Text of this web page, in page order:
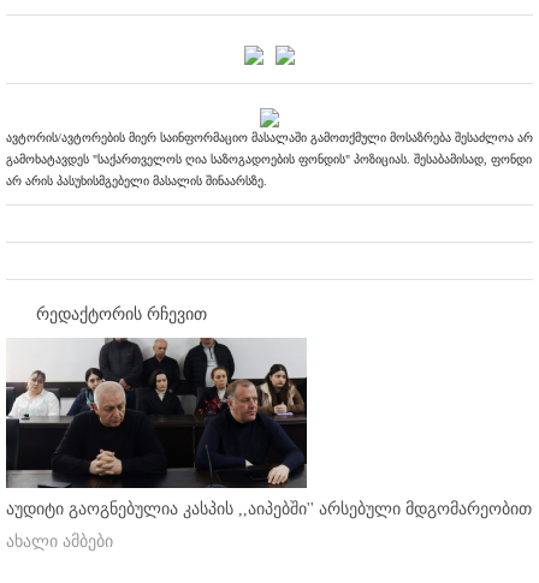
ავტორის/ავტორების მიერ საინფორმაციო მასალაში გამოთქმული მოსაზრება შესაძლოა არ
გამოხატავდეს "საქართველოს ღია საზოგადოების ფონდის" პოზიციას. შესაბამისად, ფონდი
არ არის პასუხისმგებელი მასალის შინაარსზე.
რედაქტორის რჩევით
აუდიტი გაოგნებულია კასპის ,,აიპებში'' არსებული მდგომარეობით
ახალი ამბები